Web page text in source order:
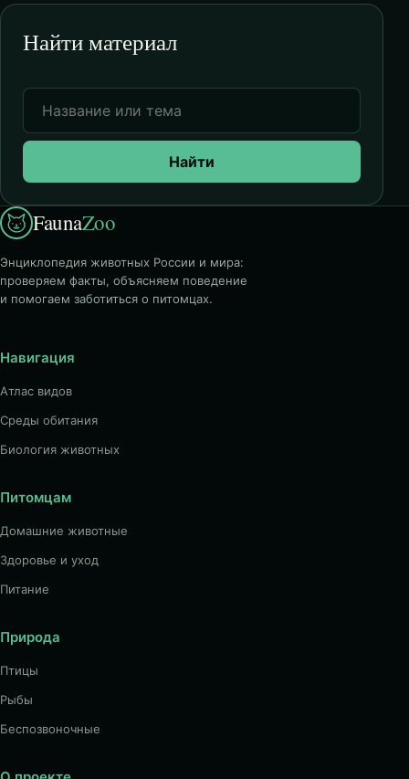
Найти материал
Найти
FaunaZoo
Энциклопедия животных России и мира:
проверяем факты, объясняем поведение
и помогаем заботиться о питомцах.
Навигация
Атлас видов
Среды обитания
Биология животных
Питомцам
Домашние животные
Здоровье и уход
Питание
Природа
Птицы
Рыбы
Беспозвоночные